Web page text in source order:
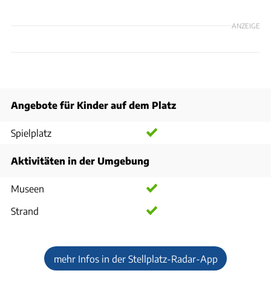
ANZEIGE
Angebote für Kinder auf dem Platz
Spielplatz
Aktivitäten in der Umgebung
Museen
Strand
mehr Infos in der Stellplatz-Radar-App